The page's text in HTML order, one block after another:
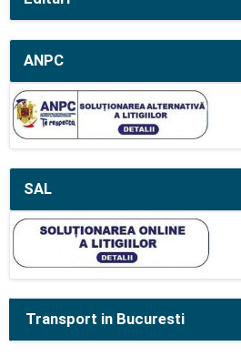
ANPC
SAL
Transport in Bucuresti